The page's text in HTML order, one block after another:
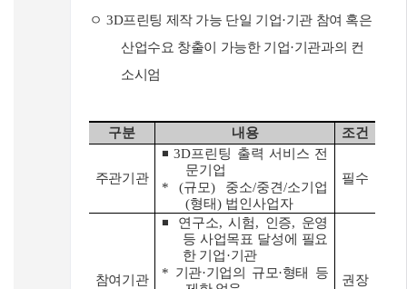
ㅇ 3D프린팅 제작 가능 단일 기업·기관 참여 혹은
산업수요 창출이 가능한 기업·기관과의 컨
소시엄
구분 내용 조건
주관기관
◾3D프린팅 출력 서비스 전
문기업
* (규모) 중소/중견/소기업
(형태) 법인사업자
필수
참여기관
◾ 연구소,시험, 인증, 운영
등 사업목표 달성에 필요
한 기업·기관
* 기관·기업의 규모·형태 등
권장